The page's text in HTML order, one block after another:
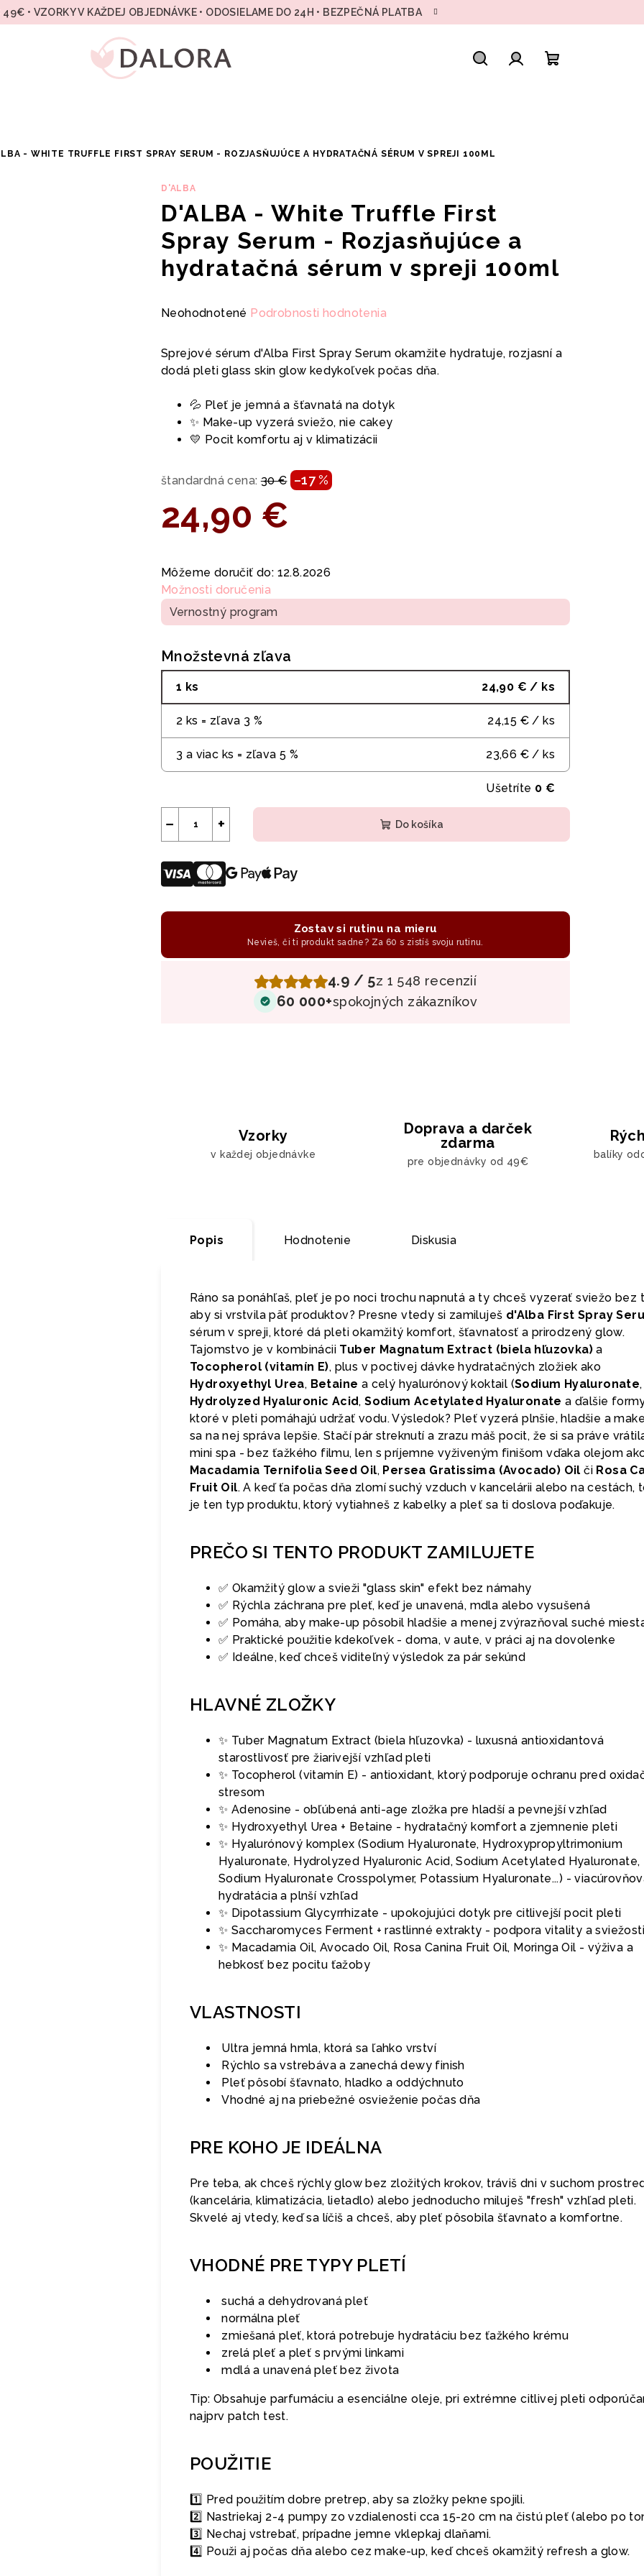
49€ • VZORKY V KAŽDEJ OBJEDNÁVKE • ODOSIELAME DO 24H • BEZPEČNÁ PLATBA
- WHITE TRUFFLE FIRST SPRAY SERUM - ROZJASŇUJÚCE A HYDRATAČNÁ SÉRUM V SPREJI 100ML
D'ALBA
D'ALBA - White Truffle First
Spray Serum - Rozjasňujúce a
hydratačná sérum v spreji 100ml
Priemerné
produktu
je
hviezdičiek.
Neohodnotené Podrobnosti hodnotenia
Sprejové sérum d'Alba First Spray Serum okamžite hydratuje, rozjasní a
dodá pleti glass skin glow kedykoľvek počas dňa.
💦 Pleť je jemná a šťavnatá na dotyk
✨ Make-up vyzerá sviežo, nie cakey
💛 Pocit komfortu aj v klimatizácii
štandardná cena: 30 € –17 %
24,90 €
cena:
Môžeme doručiť do: 12.8.2026
Možnosti doručenia
Vernostný program
Množstevná zľava
1 ks 24,90 € / ks
2 ks = zľava 3 % 24,15 € / ks
3 a viac ks = zľava 5 % 23,66 € / ks
Ušetríte 0 €
+
− Do košíka
Zostav si rutinu na mieru
Nevieš, či ti produkt sadne? Za 60 s zistíš svoju rutinu.
4.9 / 5z 1 548 recenzií
60 000+spokojných zákazníkov
Vzorky
v každej objednávke
Doprava a darček
zdarma
pre objednávky od 49€
balíky
Popis Hodnotenie Diskusia
Ráno sa ponáhľaš, pleť je po noci trochu napnutá a ty chceš vyzerať sviežo bez
aby si vrstvila päť produktov? Presne vtedy si zamiluješ d'Alba First Spray
sérum v spreji, ktoré dá pleti okamžitý komfort, šťavnatosť a prirodzený glow.
Tajomstvo je v kombinácii Tuber Magnatum Extract (biela hľuzovka) a
Tocopherol (vitamín E), plus v poctivej dávke hydratačných zložiek ako
Hydroxyethyl Urea, Betaine a celý hyalurónový koktail (Sodium Hyaluronate,
Hydrolyzed Hyaluronic Acid,Sodium Acetylated Hyaluronate a ďalšie
ktoré v pleti pomáhajú udržať vodu. Výsledok? Pleť vyzerá plnšie, hladšie a
sa na nej správa lepšie. Stačí pár streknutí a zrazu máš pocit, že si sa práve
mini spa - bez ťažkého filmu, len s príjemne vyživeným finišom vďaka olejom
Macadamia Ternifolia Seed Oil, Persea Gratissima (Avocado) Oil či Rosa
Fruit Oil. A keď ťa počas dňa zlomí suchý vzduch v kancelárii alebo na cestách,
je ten typ produktu, ktorý vytiahneš z kabelky a pleť sa ti doslova poďakuje.
PREČO SI TENTO PRODUKT ZAMILUJETE
✅ Okamžitý glow a svieži "glass skin" efekt bez námahy
✅ Rýchla záchrana pre pleť, keď je unavená, mdla alebo vysušená
✅ Pomáha, aby make-up pôsobil hladšie a menej zvýrazňoval suché
✅ Praktické použitie kdekoľvek - doma, v aute, v práci aj na dovolenke
✅ Ideálne, keď chceš viditeľný výsledok za pár sekúnd
HLAVNÉ ZLOŽKY
✨ Tuber Magnatum Extract (biela hľuzovka) - luxusná antioxidantová
starostlivosť pre žiarivejší vzhľad pleti
✨ Tocopherol (vitamín E) - antioxidant, ktorý podporuje ochranu pred
stresom
✨ Adenosine - obľúbená anti-age zložka pre hladší a pevnejší vzhľad
✨ Hydroxyethyl Urea + Betaine - hydratačný komfort a zjemnenie pleti
✨ Hyalurónový komplex (Sodium Hyaluronate, Hydroxypropyltrimonium
Hyaluronate, Hydrolyzed Hyaluronic Acid, Sodium Acetylated Hyaluronate,
Sodium Hyaluronate Crosspolymer, Potassium Hyaluronate...) -
hydratácia a plnší vzhľad
✨ Dipotassium Glycyrrhizate - upokojujúci dotyk pre citlivejší pocit pleti
✨ Saccharomyces Ferment + rastlinné extrakty - podpora vitality a sviežosti
✨ Macadamia Oil, Avocado Oil, Rosa Canina Fruit Oil, Moringa Oil - výživa a
hebkosť bez pocitu ťažoby
VLASTNOSTI
Ultra jemná hmla, ktorá sa ľahko vrství
Rýchlo sa vstrebáva a zanechá dewy finish
Pleť pôsobí šťavnato, hladko a oddýchnuto
Vhodné aj na priebežné osvieženie počas dňa
PRE KOHO JE IDEÁLNA
Pre teba, ak chceš rýchly glow bez zložitých krokov, tráviš dni v suchom
(kancelária, klimatizácia, lietadlo) alebo jednoducho miluješ "fresh" vzhľad pleti.
Skvelé aj vtedy, keď sa líčiš a chceš, aby pleť pôsobila šťavnato a komfortne.
VHODNÉ PRE TYPY PLETÍ
suchá a dehydrovaná pleť
normálna pleť
zmiešaná pleť, ktorá potrebuje hydratáciu bez ťažkého krému
zrelá pleť a pleť s prvými linkami
mdlá a unavená pleť bez života
Tip: Obsahuje parfumáciu a esenciálne oleje, pri extrémne citlivej pleti
najprv patch test.
POUŽITIE
1️⃣ Pred použitím dobre pretrep, aby sa zložky pekne spojili.
2️⃣ Nastriekaj 2-4 pumpy zo vzdialenosti cca 15-20 cm na čistú pleť (alebo po
3️⃣ Nechaj vstrebať, prípadne jemne vklepkaj dlaňami.
4️⃣ Použi aj počas dňa alebo cez make-up, keď chceš okamžitý refresh a glow.